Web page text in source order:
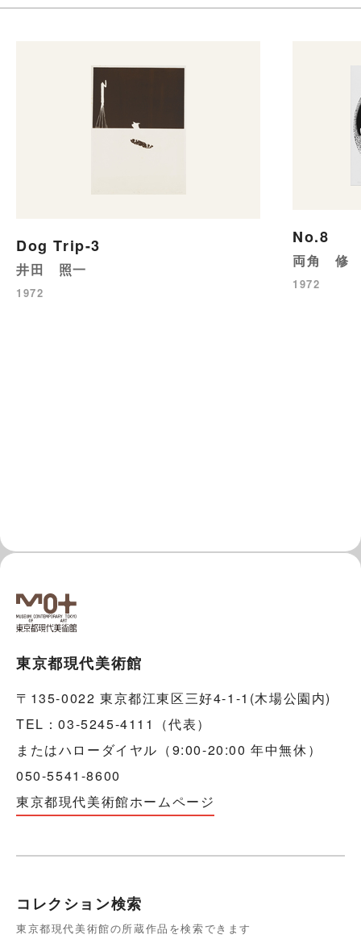
Dog Trip-3
井田 照一
1972
No.8
両角 修
1972
東京都現代美術館
〒135-0022 東京都江東区三好4-1-1(木場公園内)
TEL：03-5245-4111（代表）
またはハローダイヤル（9:00-20:00 年中無休）
050-5541-8600
東京都現代美術館ホームページ
コレクション検索
東京都現代美術館の所蔵作品を検索できます